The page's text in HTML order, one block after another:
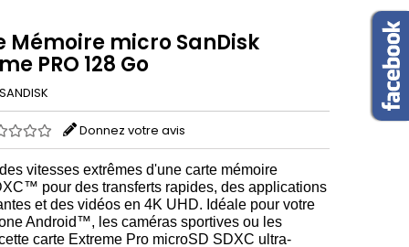
Mémoire micro SanDisk
PRO 128 Go
SANDISK
Donnez votre avis
vitesses extrêmes d'une carte mémoire
pour des transferts rapides, des applications
et des vidéos en 4K UHD. Idéale pour votre
Android™, les caméras sportives ou les
carte Extreme Pro microSD SDXC ultra-